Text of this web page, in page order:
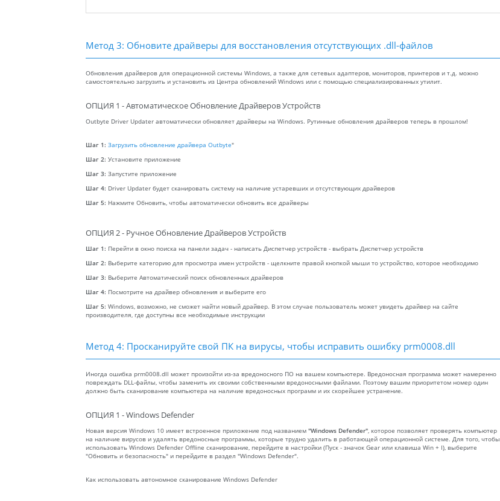
Метод 3: Обновите драйверы для восстановления отсутствующих .dll-файлов
Обновления драйверов для операционной системы Windows, а также для сетевых адаптеров, мониторов, принтеров и т.д. можно
самостоятельно загрузить и установить из Центра обновлений Windows или с помощью специализированных утилит.
ОПЦИЯ 1 - Автоматическое Обновление Драйверов Устройств
Outbyte Driver Updater автоматически обновляет драйверы на Windows. Рутинные обновления драйверов теперь в прошлом!
Шаг 1: Загрузить обновление драйвера Outbyte"
Шаг 2: Установите приложение
Шаг 3: Запустите приложение
Шаг 4: Driver Updater будет сканировать систему на наличие устаревших и отсутствующих драйверов
Шаг 5: Нажмите Обновить, чтобы автоматически обновить все драйверы
ОПЦИЯ 2 - Ручное Обновление Драйверов Устройств
Шаг 1: Перейти в окно поиска на панели задач - написать Диспетчер устройств - выбрать Диспетчер устройств
Шаг 2: Выберите категорию для просмотра имен устройств - щелкните правой кнопкой мыши то устройство, которое необходимо
Шаг 3: Выберите Автоматический поиск обновленных драйверов
Шаг 4: Посмотрите на драйвер обновления и выберите его
Шаг 5: Windows, возможно, не сможет найти новый драйвер. В этом случае пользователь может увидеть драйвер на сайте
производителя, где доступны все необходимые инструкции
Метод 4: Просканируйте свой ПК на вирусы, чтобы исправить ошибку prm0008.dll
Иногда ошибка prm0008.dll может произойти из-за вредоносного ПО на вашем компьютере. Вредоносная программа может намеренно
повреждать DLL-файлы, чтобы заменить их своими собственными вредоносными файлами. Поэтому вашим приоритетом номер один
должно быть сканирование компьютера на наличие вредоносных программ и их скорейшее устранение.
ОПЦИЯ 1 - Windows Defender
Новая версия Windows 10 имеет встроенное приложение под названием "Windows Defender", которое позволяет проверять компьютер
на наличие вирусов и удалять вредоносные программы, которые трудно удалить в работающей операционной системе. Для того, чтобы
использовать Windows Defender Offline сканирование, перейдите в настройки (Пуск - значок Gear или клавиша Win + I), выберите
"Обновить и безопасность" и перейдите в раздел "Windows Defender".
Как использовать автономное сканирование Windows Defender